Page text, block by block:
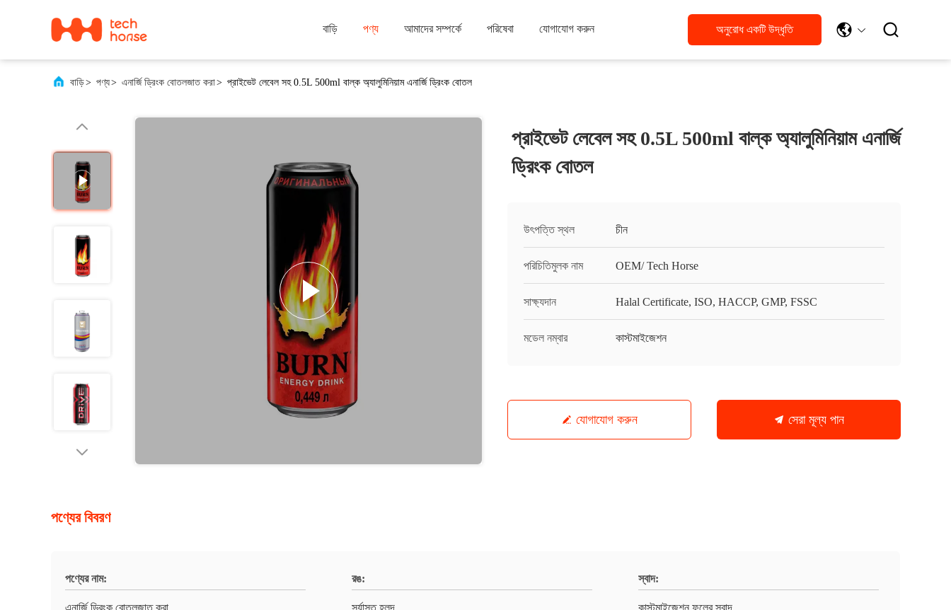
বাড়ি পণ্য আমাদের সম্পর্কে পরিষেবা যোগাযোগ করুন অনুরোধ একটি উদ্ধৃতি 
বাড়ি> পণ্য> এনার্জি ড্রিংক বোতলজাত করা> প্রাইভেট লেবেল সহ 0.5L 500ml বাল্ক অ্যালুমিনিয়াম এনার্জি ড্রিংক বোতল
প্রাইভেট লেবেল সহ 0.5L 500ml বাল্ক অ্যালুমিনিয়াম এনার্জি
ড্রিংক বোতল
উৎপত্তি স্থল চীন
পরিচিতিমুলক নাম OEM/ Tech Horse
সাক্ষ্যদান Halal Certificate, ISO, HACCP, GMP, FSSC
মডেল নম্বার কাস্টমাইজেশন
যোগাযোগ করুন সেরা মূল্য পান
পণ্যের বিবরণ
পণ্যের নাম:
এনার্জি ড্রিংক বোতলজাত করা
রঙ:
সূর্যাস্ত হলুদ
স্বাদ:
কাস্টমাইজেশন ফলের স্বাদ